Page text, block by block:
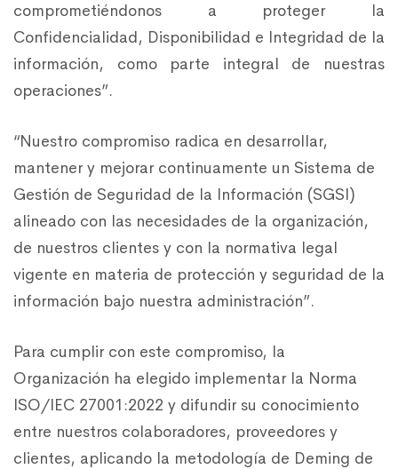
comprometiéndonos a proteger la
Confidencialidad, Disponibilidad e Integridad de la
información, como parte integral de nuestras
operaciones”.
“Nuestro compromiso radica en desarrollar,
mantener y mejorar continuamente un Sistema de
Gestión de Seguridad de la Información (SGSI)
alineado con las necesidades de la organización,
de nuestros clientes y con la normativa legal
vigente en materia de protección y seguridad de la
información bajo nuestra administración”.
Para cumplir con este compromiso, la
Organización ha elegido implementar la Norma
ISO/IEC 27001:2022 y difundir su conocimiento
entre nuestros colaboradores, proveedores y
clientes, aplicando la metodología de Deming de